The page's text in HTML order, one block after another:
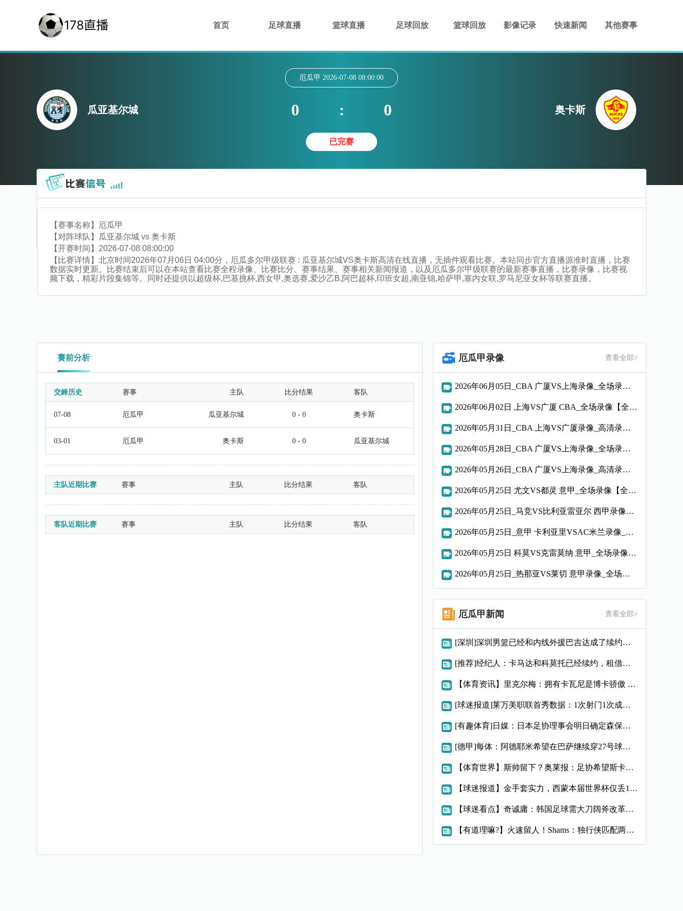
首页 足球直播 篮球直播 足球回放 篮球回放 影像记录 快速新闻 其他赛事
瓜亚基尔城
厄瓜甲 2026-07-08 08:00:00
0 : 0
已完赛
奥卡斯
【赛事名称】
厄瓜甲
【对阵球队】
瓜亚基尔城 vs 奥卡斯
【开赛时间】 2026-07-08 08:00:00
【比赛详情】 北京时间2026年07月06日 04:00分，厄瓜多尔甲级联赛 : 瓜亚基尔城VS奥卡斯高清在线直播，无插件观看比赛。本站同步官方直播源准时直播，比赛
数据实时更新。比赛结束后可以在本站查看比赛全程录像、比赛比分、赛事结果、赛事相关新闻报道，以及厄瓜多尔甲级联赛的最新赛事直播，比赛录像，比赛视
频下载，精彩片段集锦等。同时还提供以超级杯,巴基挑杯,西女甲,奥选赛,爱沙乙B,阿巴超杯,印班女超,南亚锦,哈萨甲,塞内女联,罗马尼亚女杯等联赛直播。
賽前分析
交鋒历史 赛事 主队 比分结果 客队
07-08 厄瓜甲 瓜亚基尔城 0 - 0 奥卡斯
03-01 厄瓜甲 奥卡斯 0 - 0 瓜亚基尔城
主队近期比赛 赛事 主队 比分结果 客队
客队近期比赛 赛事 主队 比分结果 客队
厄瓜甲录像 查看全部>
2026年06月05日_CBA 广厦VS上海录像_全场录像【全场回放】
2026年06月02日 上海VS广厦 CBA_全场录像【全场回放】
2026年05月31日_CBA 上海VS广厦录像_高清录像【全场回放】
2026年05月28日_CBA 广厦VS上海录像_全场录像【高清回放】
2026年05月26日_CBA 广厦VS上海录像_高清录像【全场回放】
2026年05月25日 尤文VS都灵 意甲_全场录像【全场回放】
2026年05月25日_马竞VS比利亚雷亚尔 西甲录像_高清录像【全场回放】
2026年05月25日_意甲 卡利亚里VSAC米兰录像_全场录像【视频集锦】
2026年05月25日 科莫VS克雷莫纳 意甲_全场录像【全场回放】
2026年05月25日_热那亚VS莱切 意甲录像_全场录像【全场回放】
厄瓜甲新闻 查看全部>
[深圳]深圳男篮已经和内线外援巴吉达成了续约一致
[推荐]经纪人：卡马达和科莫托已经续约，租借？目前的想法是留
【体育资讯】里克尔梅：拥有卡瓦尼是博卡骄傲 斯卡洛尼是史上最
[球迷报道]莱万美职联首秀数据：1次射门1次成功过人预期进球
[有趣体育]日媒：日本足协理事会明日确定森保一续约半年，提案
[德甲]每体：阿德耶米希望在巴萨继续穿27号球衣，但西甲规则
【体育世界】斯帅留下？奥莱报：足协希望斯卡洛尼继续执教，相信
【球迷报道】金手套实力，西蒙本届世界杯仅丢1球，近16场代表
【球迷看点】奇诚庸：韩国足球需大刀阔斧改革，从业者必须清醒过
【有道理嘛?】火速留人！Shams：独行侠匹配两年470万报